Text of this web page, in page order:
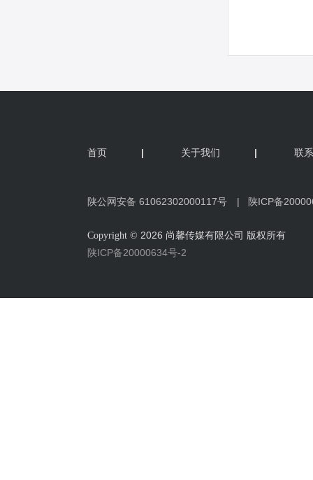
首页 | 关于我们 | 联
陕公网安备 61062302000117号 ‍ | 陕ICP备
Copyright © 2026 尚馨传媒有限公司 版权所有
陕ICP备20000634号-2